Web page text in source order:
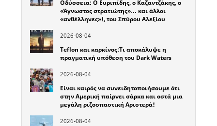
Οδύσσεια: Ο Ευριπίδης, ο Καζαντζάκης, ο
«Άγνωστος στρατιώτης»… και άλλοι
«ανθέλληνες»!, του Σπύρου Αλεξίου
2026-08-04
Teflon και καρκίνος:Τι αποκάλυψε η
πραγματική υπόθεση του Dark Waters
2026-08-04
Είναι καιρός να συνειδητοποιήσουμε ότι
στην Αμερική παίρνει σάρκα και οστά μια
μεγάλη ριζοσπαστική Αριστερά!
2026-08-04